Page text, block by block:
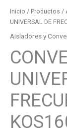
Inicio / Productos /
UNIVERSAL DE
Aisladores y